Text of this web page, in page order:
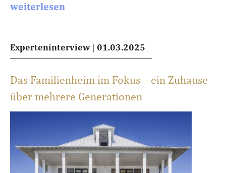
weiterlesen
Experteninterview| 01.03.2025
Das Familienheim im Fokus – ein Zuhause
über mehrere Generationen